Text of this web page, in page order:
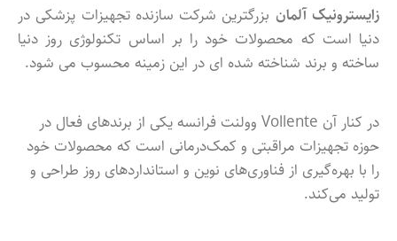
زایسترونیک آلمان بزرگترین شرکت سازنده تجهیزات پزشکی در
دنیا است که محصولات خود را بر اساس تکنولوژی روز دنیا
ساخته و برند شناخته شده ای در این زمینه محسوب می شود.
در کنار آن Vollente وولنت فرانسه یکی از برندهای فعال در
حوزه تجهیزات مراقبتی و کمک‌درمانی است که محصولات خود
را با بهره‌گیری از فناوری‌های نوین و استانداردهای روز طراحی و
تولید می‌کند.